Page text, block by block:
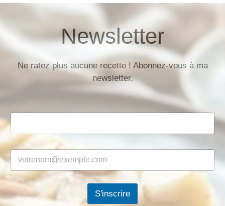
Newsletter
Ne ratez plus aucune recette ! Abonnez-vous à ma
newsletter.
S'inscrire